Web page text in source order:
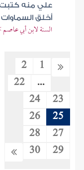
علي منه
أخلق
السنة لابن أبي
1
2
...
22
23
24
25
26
27
28
29
30